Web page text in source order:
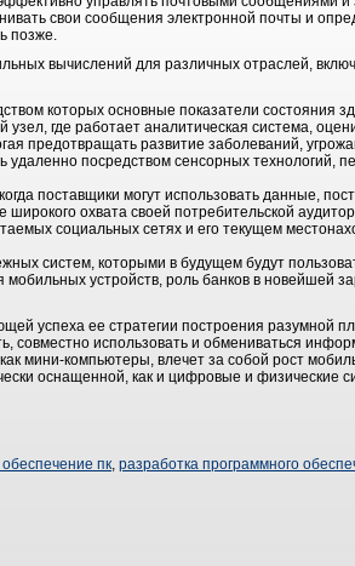
свои сообщения электронной почты и
позже.
вычислений для различных отраслей,
которых основные показатели состояния
узел, где работает аналитическая система,
предотвращать развитие заболеваний,
посредством сенсорных технологий,
поставщики могут использовать данные,
охвата своей потребительской
социальных сетях и его текущем
систем, которыми в будущем будут
мобильных устройств, роль банков в новейшей
успеха ее стратегии построения разумной
совместно использовать и обмениваться
мини-компьютеры, влечет за собой рост
оснащенной, как и цифровые и физические
пк, разработка программного